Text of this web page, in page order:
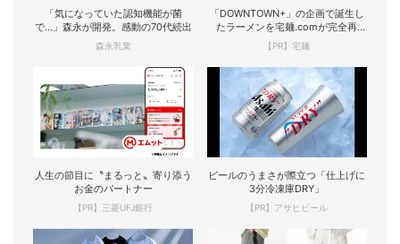
「気になっていた認知機能が菌
で…」森永が開発。感動の70代続出
森永乳業
「DOWNTOWN+」の企画で誕生し
たラーメンを宅麺.comが完全再
現！
【PR】宅麺
人生の節目に〝まるっと〟寄り添う
お金のパートナー
【PR】三菱UFJ銀行
ビールのうまさが際立つ「仕上げに
3分冷凍庫DRY」
【PR】アサヒビール